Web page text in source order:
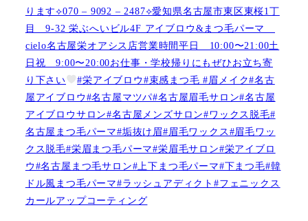
ります⟡070 – 9092 – 2487⟡愛知県名古屋市東区東桜1丁
目 9-32 栄ぶへいビル4F アイブロウ&まつ毛パーマ
cielo名古屋栄オアシス店営業時間平日 10:00〜21:00土
日祝 9:00〜20:00お仕事・学校帰りにもぜひお立ち寄
り下さい
#栄アイブロウ#束感まつ毛 #眉メイク#名古
屋アイブロウ#名古屋マツパ#名古屋眉毛サロン#名古屋
アイブロウサロン#名古屋メンズサロン#ワックス脱毛#
名古屋まつ毛パーマ#垢抜け眉#眉毛ワックス#眉毛ワッ
クス脱毛#栄眉まつ毛パーマ#栄眉毛サロン#栄アイブロ
ウ#名古屋まつ毛サロン#上下まつ毛パーマ#下まつ毛#韓
ドル風まつ毛パーマ#ラッシュアディクト#フェニックス
カールアップコーティング